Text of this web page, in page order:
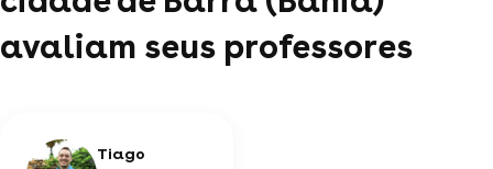
avaliam seus professores
Tiago